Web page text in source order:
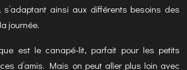
s’adaptant ainsi aux différents besoins des
journée.
est le canapé-lit, parfait pour les petits
d’amis. Mais on peut aller plus loin avec